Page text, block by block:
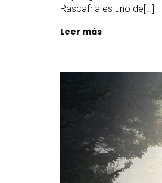
Rascafría es uno de[…]
Leer más